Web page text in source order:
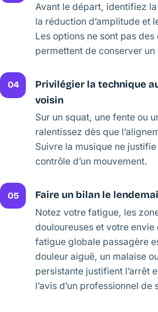
Avant le départ, identifiez
la réduction d’amplitude et
Les options ne sont pas des
permettent de conserver
04
Privilégier la technique
voisin
Sur un squat, une fente ou
ralentissez dès que
Suivre la musique ne
contrôle d’un mouvement.
05 Faire un bilan le
Notez votre fatigue, les
douloureuses et votre envie
fatigue globale passagère
douleur aiguë, un malaise
persistante justifient l’arrêt
l’avis d’un professionnel de